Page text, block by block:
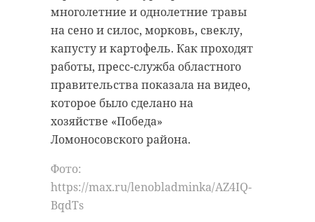
многолетние и однолетние травы
на сено и силос, морковь, свеклу,
капусту и картофель. Как проходят
работы, пресс-служба областного
правительства показала на видео,
которое было сделано на
хозяйстве «Победа»
Ломоносовского района.
Фото:
https://max.ru/lenobladminka/AZ4IQ-
BqdTs
Ольга Андреева / 47канал
Фото: Ольга Андреева / 47канал
фоторепортаж
мотопробег дорога жизни
Поделиться статьей: